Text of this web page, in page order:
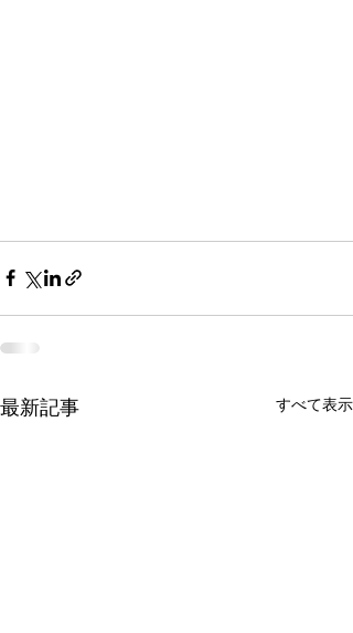
最新記事 すべて表示